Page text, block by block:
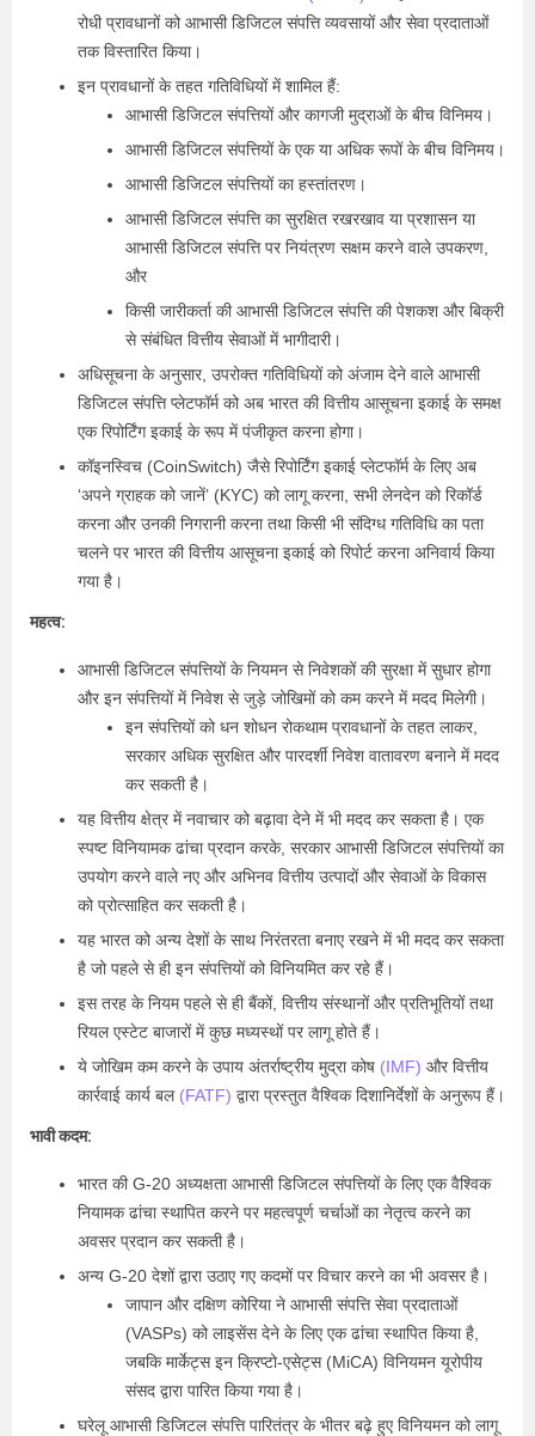
रोधी प्रावधानों को आभासी डिजिटल संपत्ति व्यवसायों और सेवा प्रदाताओं
तक विस्तारित किया।
इन प्रावधानों के तहत गतिविधियों में शामिल हैं:
आभासी डिजिटल संपत्तियों और कागजी मुद्राओं के बीच विनिमय।
आभासी डिजिटल संपत्तियों के एक या अधिक रूपों के बीच विनिमय।
आभासी डिजिटल संपत्तियों का हस्तांतरण।
आभासी डिजिटल संपत्ति का सुरक्षित रखरखाव या प्रशासन या
आभासी डिजिटल संपत्ति पर नियंत्रण सक्षम करने वाले उपकरण,
और
किसी जारीकर्ता की आभासी डिजिटल संपत्ति की पेशकश और बिक्री
से संबंधित वित्तीय सेवाओं में भागीदारी।
अधिसूचना के अनुसार, उपरोक्त गतिविधियों को अंजाम देने वाले आभासी
डिजिटल संपत्ति प्लेटफॉर्म को अब भारत की वित्तीय आसूचना इकाई के समक्ष
एक रिपोर्टिंग इकाई के रूप में पंजीकृत करना होगा।
कॉइनस्विच (CoinSwitch) जैसे रिपोर्टिंग इकाई प्लेटफॉर्म के लिए अब
‘अपने ग्राहक को जानें’ (KYC) को लागू करना, सभी लेनदेन को रिकॉर्ड
करना और उनकी निगरानी करना तथा किसी भी संदिग्ध गतिविधि का पता
चलने पर भारत की वित्तीय आसूचना इकाई को रिपोर्ट करना अनिवार्य किया
गया है।
महत्व:
आभासी डिजिटल संपत्तियों के नियमन से निवेशकों की सुरक्षा में सुधार होगा
और इन संपत्तियों में निवेश से जुड़े जोखिमों को कम करने में मदद मिलेगी।
इन संपत्तियों को धन शोधन रोकथाम प्रावधानों के तहत लाकर,
सरकार अधिक सुरक्षित और पारदर्शी निवेश वातावरण बनाने में मदद
कर सकती है।
यह वित्तीय क्षेत्र में नवाचार को बढ़ावा देने में भी मदद कर सकता है। एक
स्पष्ट विनियामक ढांचा प्रदान करके, सरकार आभासी डिजिटल संपत्तियों का
उपयोग करने वाले नए और अभिनव वित्तीय उत्पादों और सेवाओं के विकास
को प्रोत्साहित कर सकती है।
यह भारत को अन्य देशों के साथ निरंतरता बनाए रखने में भी मदद कर सकता
है जो पहले से ही इन संपत्तियों को विनियमित कर रहे हैं।
इस तरह के नियम पहले से ही बैंकों, वित्तीय संस्थानों और प्रतिभूतियों तथा
रियल एस्टेट बाजारों में कुछ मध्यस्थों पर लागू होते हैं।
ये जोखिम कम करने के उपाय अंतर्राष्ट्रीय मुद्रा कोष (IMF) और वित्तीय
कार्रवाई कार्य बल (FATF) द्वारा प्रस्तुत वैश्विक दिशानिर्देशों के अनुरूप हैं।
भावी कदम:
भारत की G-20 अध्यक्षता आभासी डिजिटल संपत्तियों के लिए एक वैश्विक
नियामक ढांचा स्थापित करने पर महत्वपूर्ण चर्चाओं का नेतृत्व करने का
अवसर प्रदान कर सकती है।
अन्य G-20 देशों द्वारा उठाए गए कदमों पर विचार करने का भी अवसर है।
जापान और दक्षिण कोरिया ने आभासी संपत्ति सेवा प्रदाताओं
(VASPs) को लाइसेंस देने के लिए एक ढांचा स्थापित किया है,
जबकि मार्केट्स इन क्रिप्टो-एसेट्स (MiCA) विनियमन यूरोपीय
संसद द्वारा पारित किया गया है।
घरेलू आभासी डिजिटल संपत्ति पारितंत्र के भीतर बढ़े हुए विनियमन को लागू